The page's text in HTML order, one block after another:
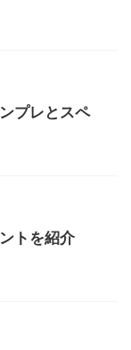
プレとスペ
トを紹介